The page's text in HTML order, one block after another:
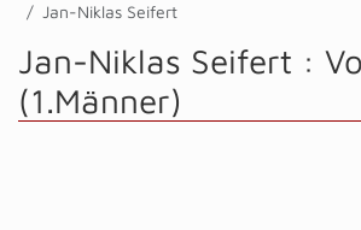
Jan-Niklas Seifert
Jan-Niklas Seifert :
(1.Männer)